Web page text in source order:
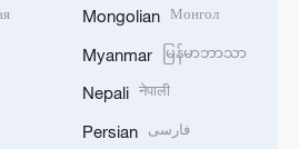
Mongolian Монгол
Myanmar မြန်မာဘာသာ
Nepali नेपाली
Persian فارسی